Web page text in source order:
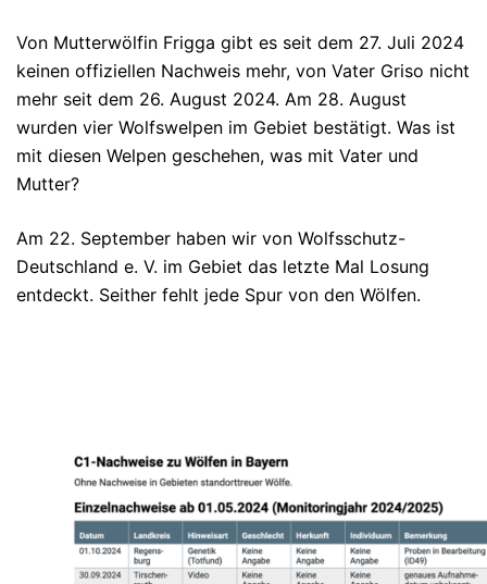
Von Mutterwölfin Frigga gibt es seit dem 27. Juli 2024
keinen offiziellen Nachweis mehr, von Vater Griso nicht
mehr seit dem 26. August 2024. Am 28. August
wurden vier Wolfswelpen im Gebiet bestätigt. Was ist
mit diesen Welpen geschehen, was mit Vater und
Mutter?
Am 22. September haben wir von Wolfsschutz-
Deutschland e. V. im Gebiet das letzte Mal Losung
entdeckt. Seither fehlt jede Spur von den Wölfen.